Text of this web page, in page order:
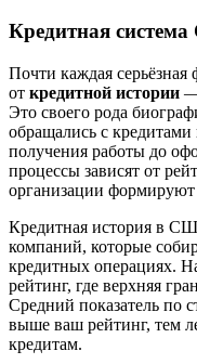
Кредитная
Почти каждая
от кредитной истории —
Это своего рода
обращались с
получения работы до
процессы зависят от
организации
Кредитная история в
компаний, которые
кредитных операциях.
рейтинг, где верхняя
Средний показатель по
выше ваш рейтинг, тем
кредитам.